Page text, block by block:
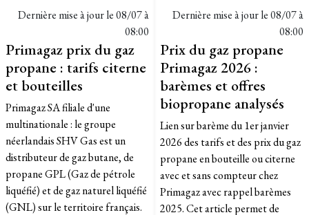
Dernière mise à jour le08/07 à
08:00
Primagaz prix du gaz
propane : tarifs citerne
et bouteilles
Primagaz SA filiale d'une
multinationale : le groupe
néerlandais SHV Gas est un
distributeur de gaz butane, de
propane GPL (Gaz de pétrole
liquéfié) et de gaz naturel liquéfié
(GNL) sur le territoire français.
Dernière mise à jour le08/07 à
08:00
Prix du gaz propane
Primagaz 2026 :
barèmes et offres
biopropane analysés
Lien sur barème du 1er janvier
2026 des tarifs et des prix du gaz
propane en bouteille ou citerne
avec et sans compteur chez
Primagaz avec rappel barèmes
2025. Cet article permet de